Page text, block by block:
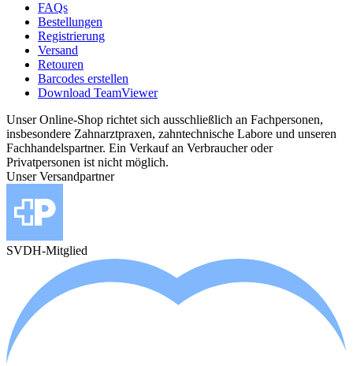
FAQs
Bestellungen
Registrierung
Versand
Retouren
Barcodes erstellen
Download TeamViewer
Unser Online-Shop richtet sich ausschließlich an Fachpersonen,
insbesondere Zahnarztpraxen, zahntechnische Labore und unseren
Fachhandelspartner. Ein Verkauf an Verbraucher oder
Privatpersonen ist nicht möglich.
Unser Versandpartner
SVDH-Mitglied